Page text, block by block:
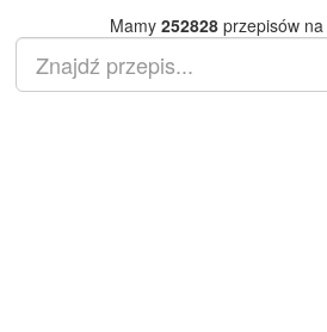
Mamy 252828przepisów na